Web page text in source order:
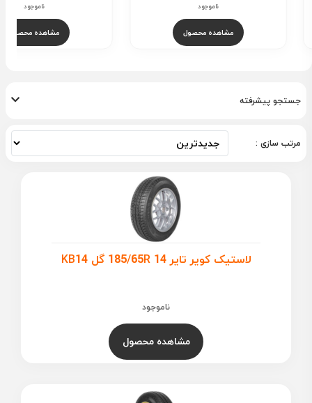
ناموجود
مشاهده محصول
ناموجود
مشاهده محصول
جستجو پیشرفته
مرتب سازی :
لاستیک کویر تایر 185/65R 14 گل KB14
ناموجود
مشاهده محصول